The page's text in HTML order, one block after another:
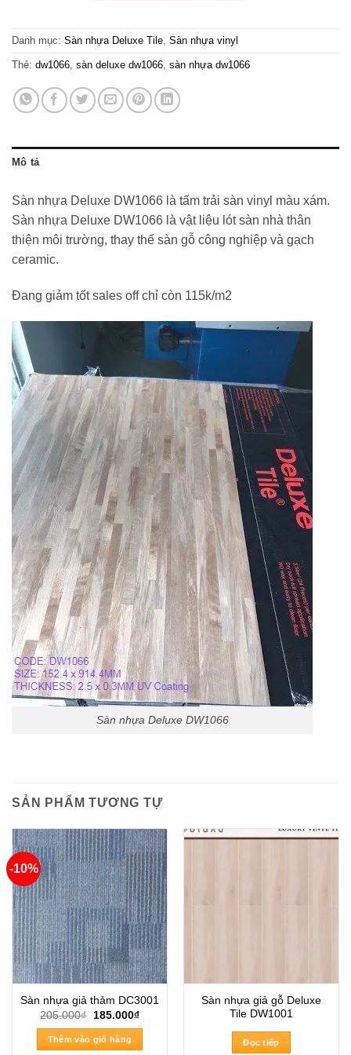
220.000₫.là:
115.000₫.
Danh mục: Sàn nhựa Deluxe Tile Sàn nhựa vinyl
Thẻ: dw1066 sàn deluxe dw1066 sàn nhựa dw1066
Mô tả
Sàn nhựa Deluxe DW1066 là tấm trải sàn vinyl màu xám.
Sàn nhựa Deluxe DW1066 là vật liệu lót sàn nhà thân
thiện môi trường, thay thế sàn gỗ công nghiệp và gạch
ceramic.
Đang giảm tốt sales off chỉ còn 115k/m2
Sàn nhựa Deluxe DW1066
SẢN PHẨM TƯƠNG TỰ
-10%
Sàn nhựa giả thảm DC3001
205.000₫
Giá
là:
205.000₫.
185.000₫Giá
Thêm vào giỏ hàng
Sàn nhựa giả gỗ Deluxe
Tile DW1001
Đọc tiếp